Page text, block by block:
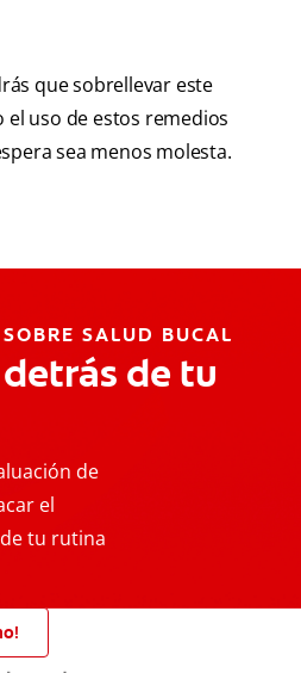
que sobrellevar este
uso de estos remedios
sea menos molesta.
SALUD BUCAL
de tu
de
el
tu rutina